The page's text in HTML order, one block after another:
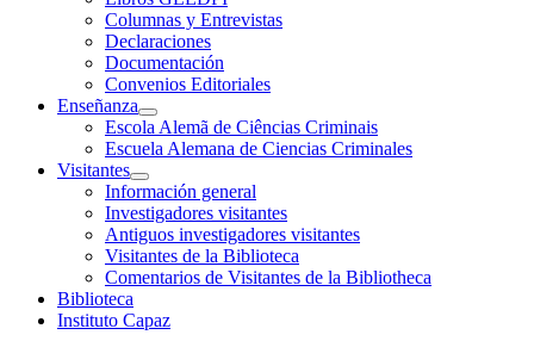
Columnas y Entrevistas
Declaraciones
Documentación
Convenios Editoriales
Enseñanza
Escola Alemã de Ciências Criminais
Escuela Alemana de Ciencias Criminales
Visitantes
Información general
Investigadores visitantes
Antiguos investigadores visitantes
Visitantes de la Biblioteca
Comentarios de Visitantes de la Bibliotheca
Biblioteca
Instituto Capaz